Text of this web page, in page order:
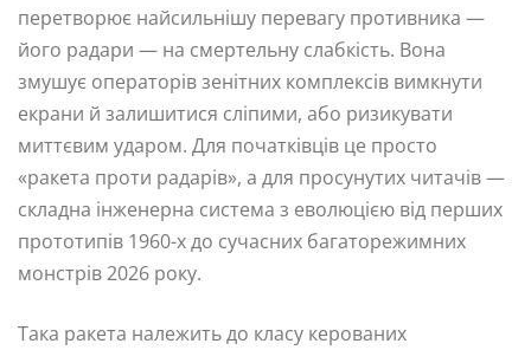
перетворює найсильнішу перевагу противника —
його радари — на смертельну слабкість. Вона
змушує операторів зенітних комплексів вимкнути
екрани й залишитися сліпими, або ризикувати
миттєвим ударом. Для початківців це просто
«ракета проти радарів», а для просунутих читачів —
складна інженерна система з еволюцією від перших
прототипів 1960-х до сучасних багаторежимних
монстрів 2026 року.
Така ракета належить до класу керованих